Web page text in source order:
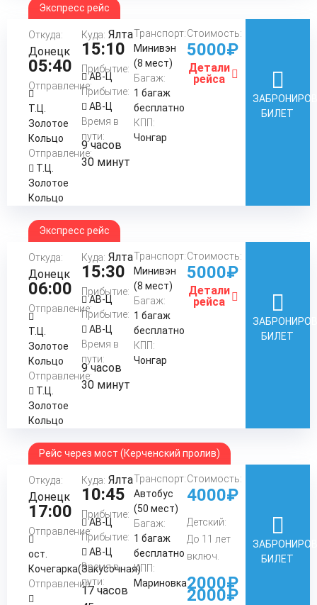
Экспресс рейс
Откуда:
Донецк
05:40
Отправление:
Т.Ц.
Золотое
Кольцо
Отправление:
Т.Ц.
Золотое
Кольцо
Куда: Ялта
15:10
Прибытие:
АВ-Ц
Прибытие:
АВ-Ц
Время в
пути:
9 часов
30 минут
Транспорт:
Минивэн
(8 мест)
Багаж:
1 багаж
бесплатно
КПП:
Чонгар
Стоимость:
5000₽
Детали
рейса
БИЛЕТ
Экспресс рейс
Откуда:
Донецк
06:00
Отправление:
Т.Ц.
Золотое
Кольцо
Отправление:
Т.Ц.
Золотое
Кольцо
Куда: Ялта
15:30
Прибытие:
АВ-Ц
Прибытие:
АВ-Ц
Время в
пути:
9 часов
30 минут
Транспорт:
Минивэн
(8 мест)
Багаж:
1 багаж
бесплатно
КПП:
Чонгар
Стоимость:
5000₽
Детали
рейса
БИЛЕТ
Рейс через мост (Керченский пролив)
Откуда:
Донецк
17:00
Отправление:
ост.
Кочегарка(Закусочная)
Отправление:
Куда: Ялта
10:45
Прибытие:
АВ-Ц
Прибытие:
АВ-Ц
Время в
пути:
17 часов
Транспорт:
Автобус
(50 мест)
Багаж:
1 багаж
бесплатно
КПП:
Мариновка
Стоимость:
4000₽
Детский:
До 11 лет
включ.
2000₽
2000₽
БИЛЕТ